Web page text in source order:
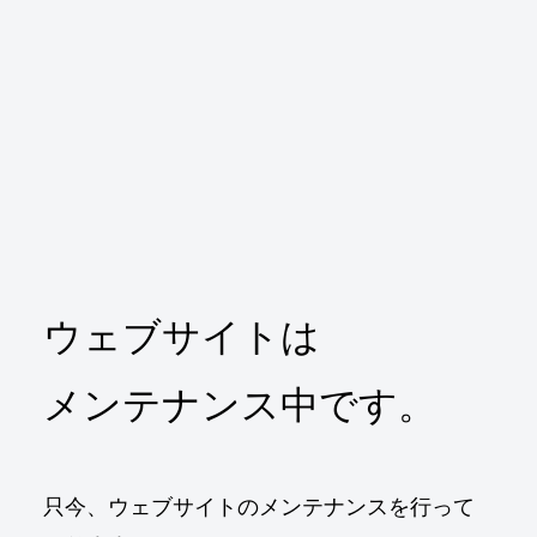
ウェブサイトは
メンテナンス中です。
只今、ウェブサイトのメンテナンスを行って